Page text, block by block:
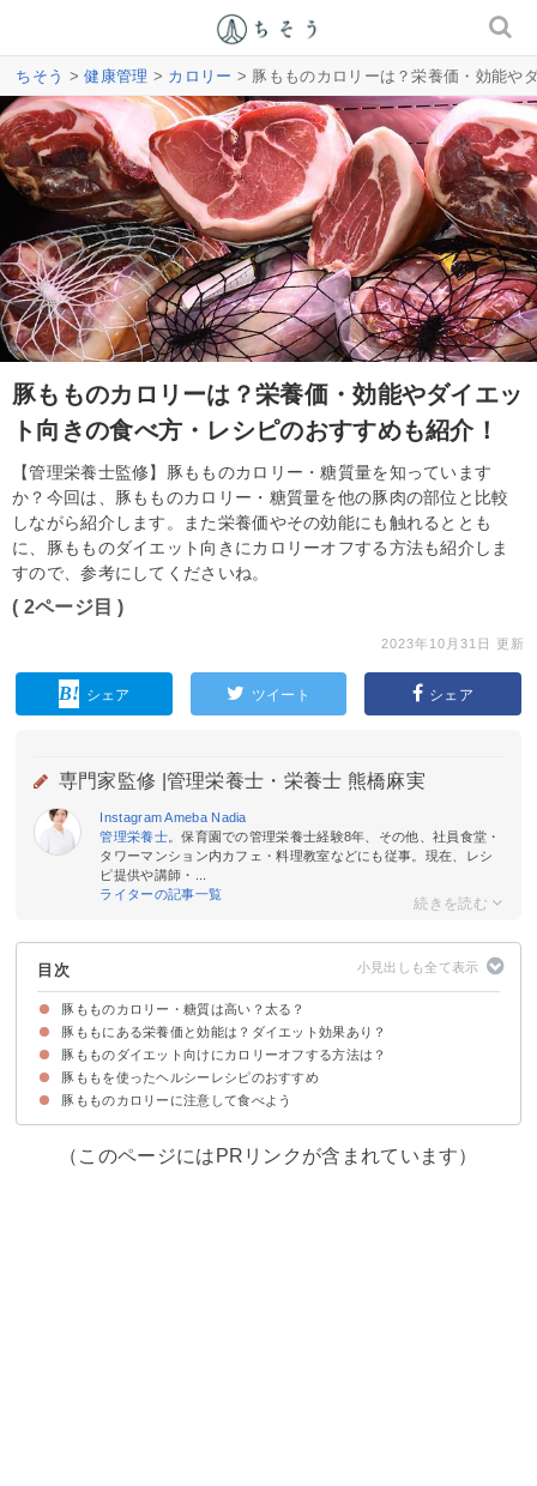
ちそう >健康管理 > カロリー > 豚もものカロリーは？栄養価・効能や
豚もものカロリーは？栄養価・効能やダイエッ
ト向きの食べ方・レシピのおすすめも紹介！
【管理栄養士監修】豚もものカロリー・糖質量を知っています
か？今回は、豚もものカロリー・糖質量を他の豚肉の部位と比較
しながら紹介します。また栄養価やその効能にも触れるととも
に、豚もものダイエット向きにカロリーオフする方法も紹介しま
すので、参考にしてくださいね。
( 2ページ目 )
2023年10月31日 更新
シェア ツイート シェア
専門家監修 | 管理栄養士・栄養士 熊橋麻実
Instagram Ameba Nadia
管理栄養士。保育園での管理栄養士経験8年、その他、社員食堂・
タワーマンション内カフェ・料理教室などにも従事。現在、レシ
ピ提供や講師・...
ライターの記事一覧
目次
豚もものカロリー・糖質は高い？太る？
豚もものカロリー・糖質など栄養価
豚もものカロリー・糖質や脂質を他の部位と比較
豚ももにある栄養価と効能は？ダイエット効果あり？
①ビタミンB1
②タンパク質
③ミネラル（リン・カリウム・亜鉛）
豚もものダイエット向けにカロリーオフする方法は？
①加熱して脂肪分を落とす
②脂肪部分を切り落とす
豚ももを使ったヘルシーレシピのおすすめ
①豚もものオクラ巻き（262kcal）
②豚ももハム（246kcal）
③ゴボウと豚ももの四川風炒め（207kcal）
豚もものカロリーに注意して食べよう
（このページにはPRリンクが含まれています）